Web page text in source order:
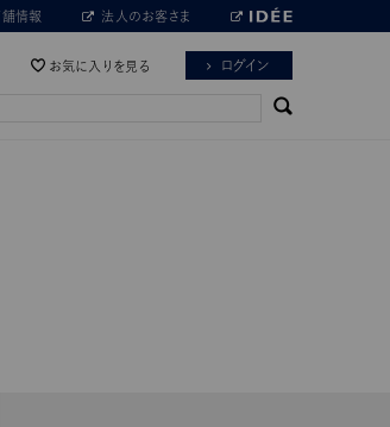
情報 法人のお客さま
お気に入りを見る ログイン